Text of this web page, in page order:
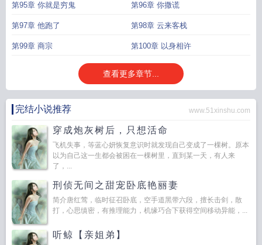
第95章 你就是穷鬼 第96章 你撒谎
第97章 他跑了 第98章 云来客栈
第99章 商宗 第100章 以身相许
查看更多章节...
完结小说推荐 www.51xinshu.com
穿成炮灰树后，只想活命
飞机失事，等蓝心妍恢复意识时就发现自己变成了一棵树。原本
以为自己这一生都会被困在一棵树里，直到某一天，有人来
了，...
刑侦无间之甜宠卧底艳丽妻
简介唐红莺，临时征召卧底，空手道黑带六段，擅长击剑，散
打，心思缜密，有推理能力，机缘巧合下获得空间移动异能，...
听鲸【亲姐弟】